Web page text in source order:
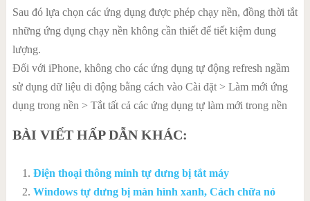
Sau đó lựa chọn các ứng dụng được phép chạy nền, đồng thời tắt
những ứng dụng chạy nền không cần thiết để tiết kiệm dung
lượng.
Đối với iPhone, không cho các ứng dụng tự động refresh ngầm
sử dụng dữ liệu di động bằng cách vào Cài đặt > Làm mới ứng
dụng trong nền > Tắt tất cả các ứng dụng tự làm mới trong nền
BÀI VIẾT HẤP DẪN KHÁC:
Điện thoại thông minh tự dưng bị tắt máy
Windows tự dưng bị màn hình xanh, Cách chữa nó